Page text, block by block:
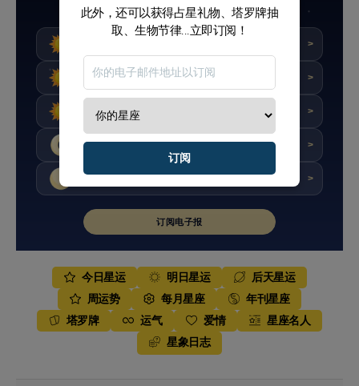
天秤座详细运势
>
明天 评分 : 9.6/10 >
后天 ★★★★☆ >
本周 评分 : 8.2/10★★★★☆ >
★★★★☆ >
订阅电子报
今日星运 明日星运
后天星运
周运势
每月星座
年刊星座
塔罗牌
运气 爱情
星座名人
星象日志
此外，还可以获得占星礼物、塔罗牌抽
取、生物节律...立即订阅！
订阅